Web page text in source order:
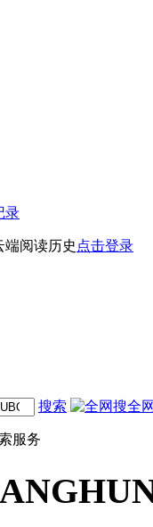
录
端阅读历史 点击登录
搜索 全
服务